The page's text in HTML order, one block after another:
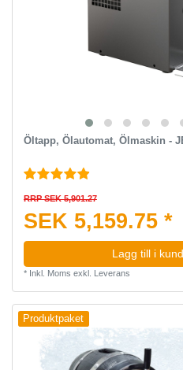
Öltapp, Ölautomat, Ölmaskin -
RRP SEK 5,901.27
SEK 5,159.75 *
Lagg till i
* Inkl. Moms exkl. Leverans
Produktpaket